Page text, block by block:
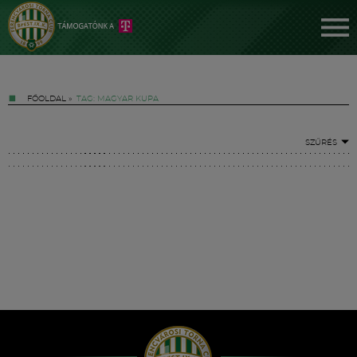
FŐOLDAL » TAG: MAGYAR KUPA
SZŰRÉS
Hírek